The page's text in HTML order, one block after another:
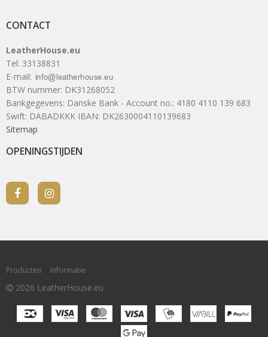
CONTACT
LeatherHouse.eu
Tel: 33138831
E-mail:
BTW nummer: DK31268052
Bankgegevens: Danske Bank - Account no.: 4180 4110 139 683
Swift: DABADKKK IBAN: DK2630004110139683
Sitemap
OPENINGSTIJDEN
Producten Informatie
2026 LeatherHouse.eu